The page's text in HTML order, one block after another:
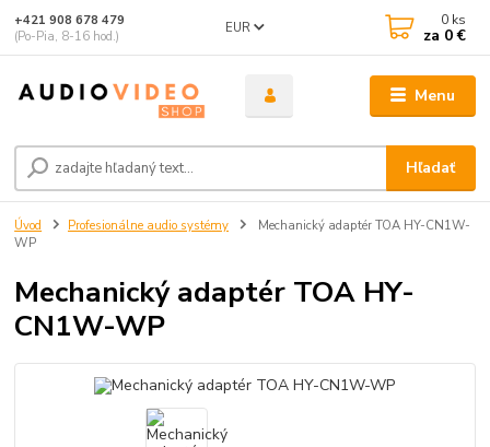
Menu
EUR
Hľadať
+421 908 678 479
(Po-Pia, 8-16 hod.)
0 ks
za 0 €
Úvod Profesionálne audio systémy
Mechanický adaptér TOA HY-CN1W-
WP
Mechanický adaptér TOA HY-
CN1W-WP